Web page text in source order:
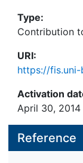
Type:
Contribution
URI:
https://
Activation
April 30, 2014
Reference